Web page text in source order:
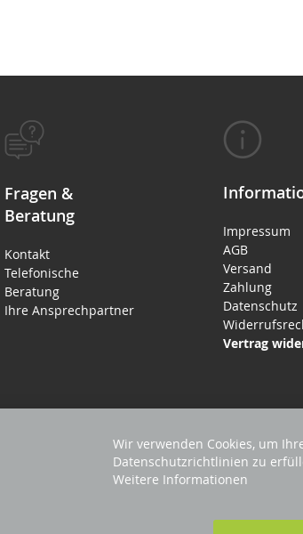
Fragen &
Beratung
Kontakt
Telefonische
Beratung
Ihre Ansprechpartner
Impressum
AGB
Versand
Zahlung
Datenschutz
Vertrag
2023 REVISAGE GMBH - ALLE RECHTE VORBEHALTEN
Wir verwenden Cookies, um
Datenschutzrichtlinien zu
Weitere Informationen